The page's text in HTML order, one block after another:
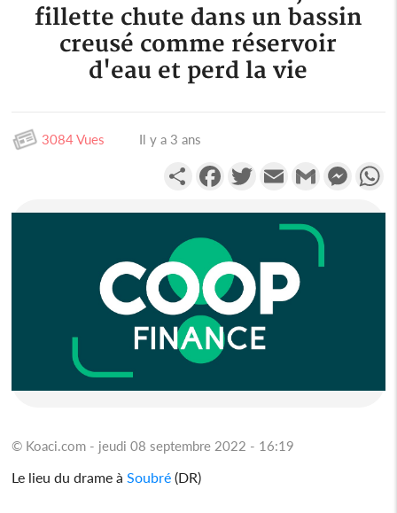
fillette chute dans un bassin
creusé comme réservoir
d'eau et perd la vie
3084 Vues Il y a 3 ans
PartagerFacebookTwitterEmail Gmail
© Koaci.com - jeudi 08 septembre 2022 - 16:19
Le lieu du drame à Soubré (DR)